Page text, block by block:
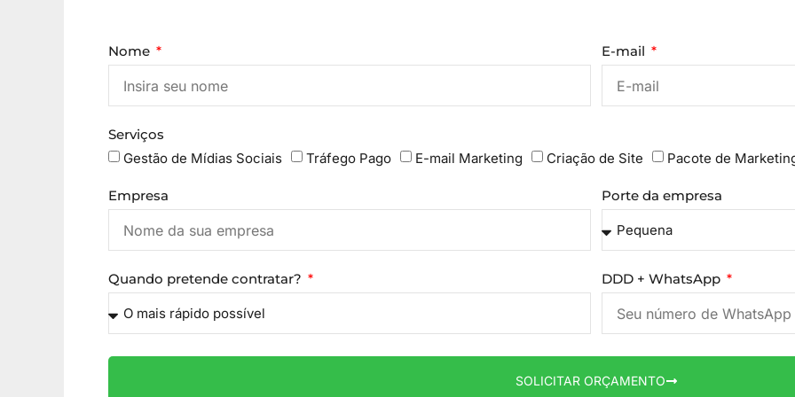
Nome E-mail
Serviços
Gestão de Mídias Sociais
Tráfego Pago E-mail Marketing Criação de Site Pacote de
Empresa Porte da empresa
Quando pretende contratar? DDD + WhatsApp
SOLICITAR ORÇAMENTO